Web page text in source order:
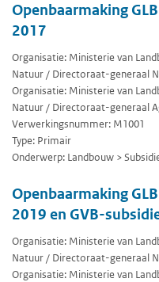
Openbaarmaking
2017
Organisatie: Ministerie van
Natuur / Directoraat-generaal
Organisatie: Ministerie van
Natuur / Directoraat-generaal
Verwerkingsnummer: M1001
Type: Primair
Onderwerp: Landbouw >
Openbaarmaking
2019 en GVB-
Organisatie: Ministerie van
Natuur / Directoraat-generaal
Organisatie: Ministerie van